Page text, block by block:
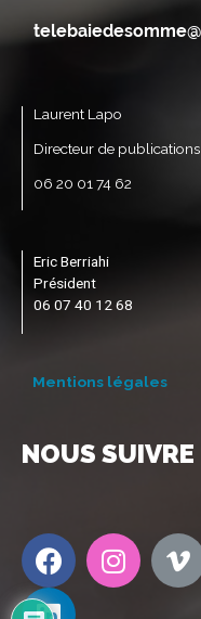
Laurent Lapo
Directeur de publications
06 20 01 74 62
Eric Berriahi
Président
06 07 40 12 68
Mentions légales
NOUS SUIVRE